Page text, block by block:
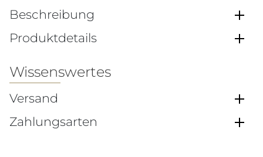
Beschreibung
Produktdetails
Wissenswertes
Versand
Zahlungsarten